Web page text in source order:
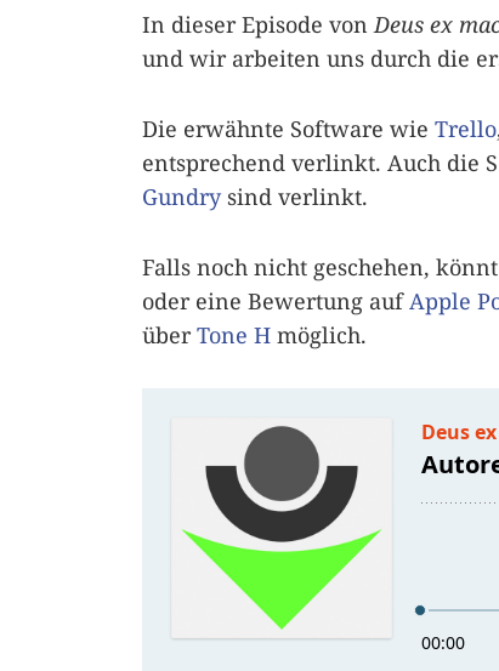
In dieser Episode vonDeus ex
und wir arbeiten uns durch die
Die erwähnte Software wie Trello
entsprechend verlinkt. Auch die
Gundry sind verlinkt.
Falls noch nicht geschehen,
oder eine Bewertung aufApple
überTone H möglich.